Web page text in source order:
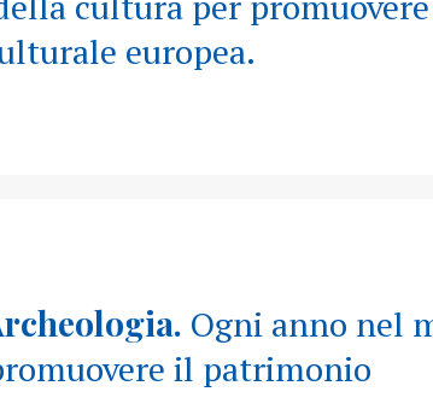
europea.
Ogni anno nel
il patrimonio